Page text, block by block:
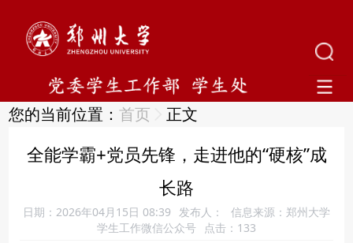
您的当前位置：首页 正文
全能学霸+党员先锋，走进他的“硬核”成
长路
日期：2026年04月15日 08:39 发布人：
信息来源：郑州大学
学生工作微信公众号
点击： 133